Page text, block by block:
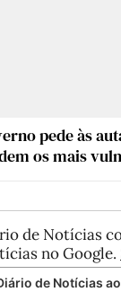
pede às
os mais
de Notícias
no Google.
de Notícias